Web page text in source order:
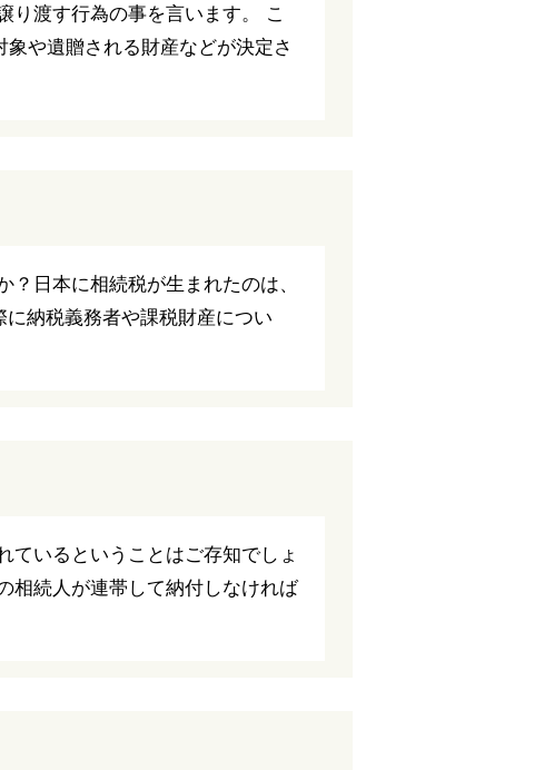
り渡す行為の事を言います。 こ
や遺贈される財産などが決定さ
日本に相続税が生まれたのは、
納税義務者や課税財産につい
いるということはご存知でしょ
相続人が連帯して納付しなければ